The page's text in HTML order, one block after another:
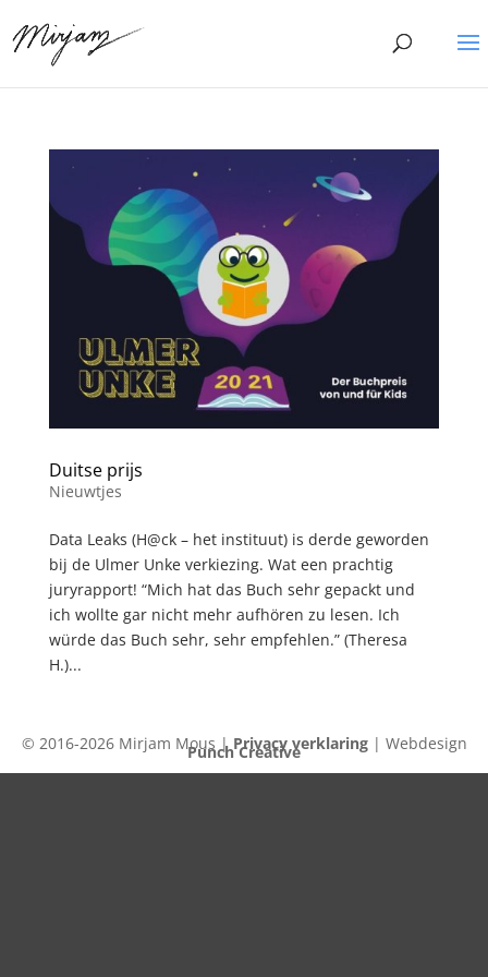
Duitse prijs
Nieuwtjes
Data Leaks (H@ck – het instituut) is derde geworden
bij de Ulmer Unke verkiezing. Wat een prachtig
juryrapport! “Mich hat das Buch sehr gepackt und
ich wollte gar nicht mehr aufhören zu lesen. Ich
würde das Buch sehr, sehr empfehlen.” (Theresa
H.)...
© 2016-2026 Mirjam Mous | Privacy verklaring| Webdesign
Punch Creative